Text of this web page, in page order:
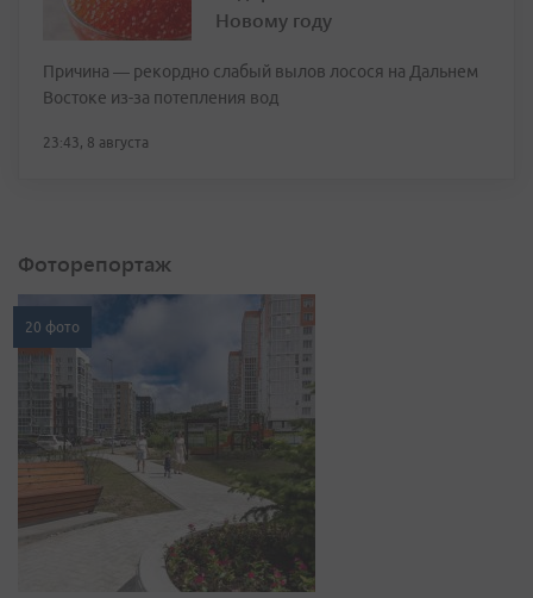
Новому году
Причина — рекордно слабый вылов лосося на Дальнем
Востоке из-за потепления вод
23:43, 8 августа
Фоторепортаж
20 фото